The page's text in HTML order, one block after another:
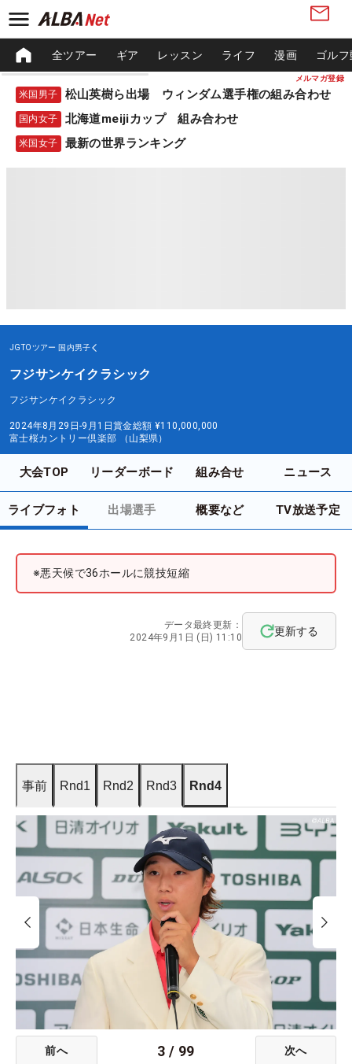
メルマガ登録
全ツアー ギア レッスン ライフ 漫画 ゴル
米国男子 松山英樹ら出場 ウィンダム選手権の組み合わせ
国内女子 北海道meijiカップ 組み合わせ
米国女子 最新の世界ランキング
JGTOツアー 国内男子
フジサンケイクラシック
フジサンケイクラシック
2024年8月29日-9月1日賞金総額 ¥110,000,000
富士桜カントリー倶楽部 （山梨県）
大会TOP リーダーボード 組み合せ ニュース
ライブフォト 出場選手 概要など TV放送予定
※悪天候で36ホールに競技短縮
データ最終更新：
2024年9月1日 (日) 11:10
更新する
事前 Rnd1 Rnd2 Rnd3 Rnd4
前へ 3 / 99 次へ